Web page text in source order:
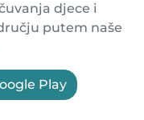
djece i
putem naše
Play